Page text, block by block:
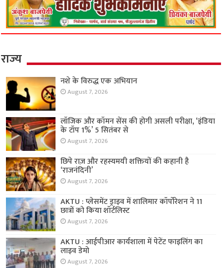
राज्य
नशे के विरुद्ध एक अभियान
August 7, 2026
लॉजिक और कॉमन सेंस की होगी असली परीक्षा, ‘इंडिया
के टॉप 1%’ 5 सितंबर से
August 7, 2026
छिपे राज़ और रहस्यमयी शक्तियों की कहानी है
‘राजनंदिनी’
August 7, 2026
AKTU : प्लेसमेंट ड्राइव में शालिमार कॉर्पोरेशन ने 11
छात्रों को किया शॉर्टलिस्ट
August 7, 2026
AKTU : आईपीआर कार्यशाला में पेटेंट फाइलिंग का
लाइव डेमो
August 7, 2026